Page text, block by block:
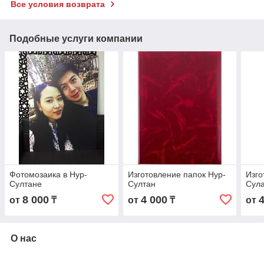
Все условия возврата
Подобные услуги компании
Фотомозаика в Нур-
Султане
от 8 000 ₸
Изготовление папок Нур-
Султан
от 4 000₸ от
О нас